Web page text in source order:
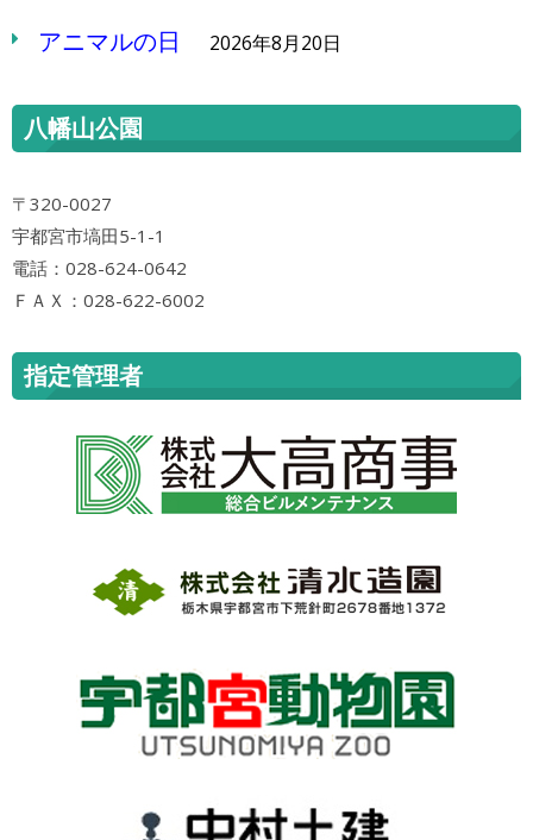
アニマルの日 2026年8月20日
八幡山公園
〒320-0027
宇都宮市塙田5-1-1
電話：028-624-0642
ＦＡＸ：028-622-6002
指定管理者